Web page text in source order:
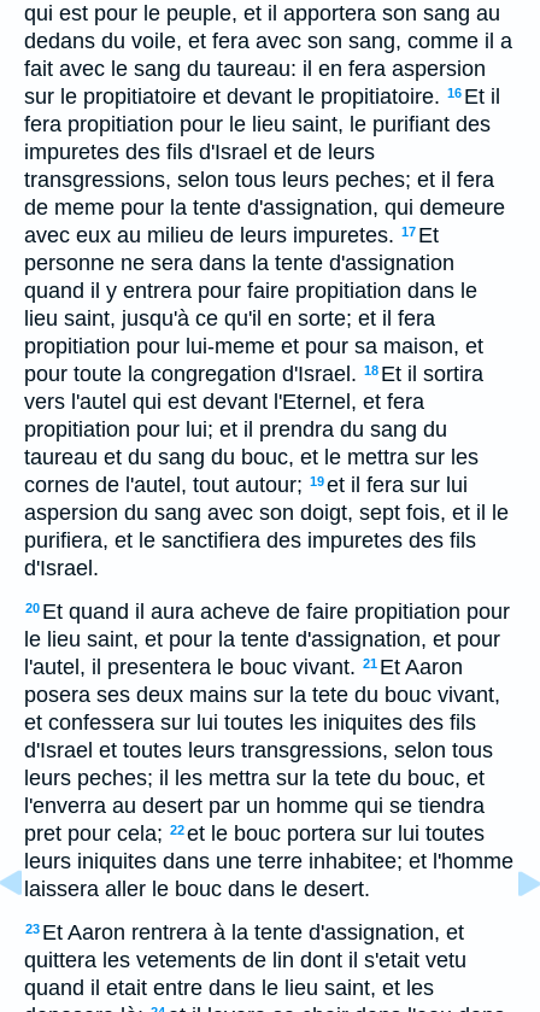
qui est pour le peuple, et il apportera son sang au
dedans du voile, et fera avec son sang, comme il a
fait avec le sang du taureau: il en fera aspersion
sur le propitiatoire et devant le propitiatoire. 16 Et il
fera propitiation pour le lieu saint, le purifiant des
impuretes des fils d'Israel et de leurs
transgressions, selon tous leurs peches; et il fera
de meme pour la tente d'assignation, qui demeure
avec eux au milieu de leurs impuretes. 17 Et
personne ne sera dans la tente d'assignation
quand il y entrera pour faire propitiation dans le
lieu saint, jusqu'à ce qu'il en sorte; et il fera
propitiation pour lui-meme et pour sa maison, et
pour toute la congregation d'Israel. 18 Et il sortira
vers l'autel qui est devant l'Eternel, et fera
propitiation pour lui; et il prendra du sang du
taureau et du sang du bouc, et le mettra sur les
cornes de l'autel, tout autour; 19et il fera sur lui
aspersion du sang avec son doigt, sept fois, et il le
purifiera, et le sanctifiera des impuretes des fils
d'Israel.
20 Et quand il aura acheve de faire propitiation pour
le lieu saint, et pour la tente d'assignation, et pour
l'autel, il presentera le bouc vivant. 21 Et Aaron
posera ses deux mains sur la tete du bouc vivant,
et confessera sur lui toutes les iniquites des fils
d'Israel et toutes leurs transgressions, selon tous
leurs peches; il les mettra sur la tete du bouc, et
l'enverra au desert par un homme qui se tiendra
pret pour cela; 22et le bouc portera sur lui toutes
leurs iniquites dans une terre inhabitee; et l'homme
laissera aller le bouc dans le desert.
23 Et Aaron rentrera à la tente d'assignation, et
quittera les vetements de lin dont il s'etait vetu
quand il etait entre dans le lieu saint, et les